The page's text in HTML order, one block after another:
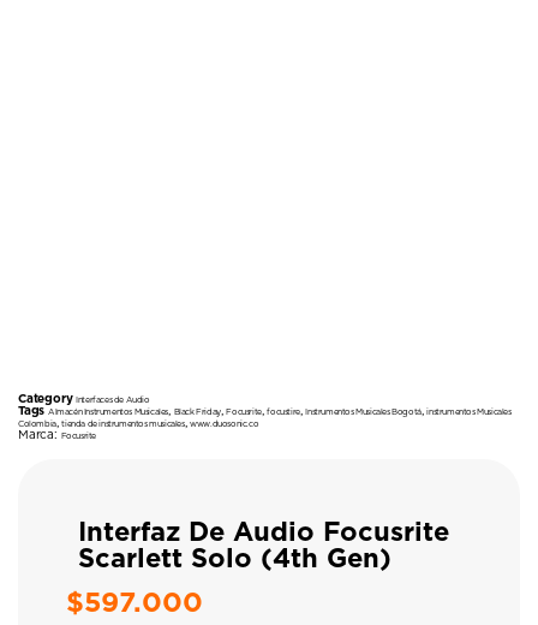
Category Interfaces de Audio
Tags Almacén Instrumentos Musicales Black Friday,Focusrite,focustire,Instrumentos Musicales Bogotá,instrumentos Musicales
Colombia,tienda de instrumentos musicales,www.duosonic.co
Marca: Focusrite
Interfaz De Audio Focusrite
Scarlett Solo (4th Gen)
$597.000